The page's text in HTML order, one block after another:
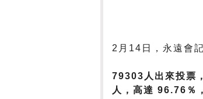
2月14日，永遠會
79303人出來投票
人，高達 96.76％